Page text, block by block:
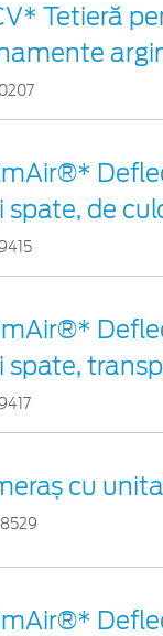
Tetieră
spate, de
spate,
cu